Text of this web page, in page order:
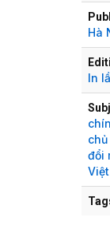
Hà
In
đổi